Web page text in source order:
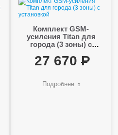
Комплект GSM-
усиления Titan для
города (3 зоны) с
27 670
Подробнее